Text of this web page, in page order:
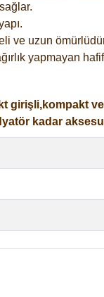
ve uzun
yapmayan hafif
girişli,kompakt
kadar